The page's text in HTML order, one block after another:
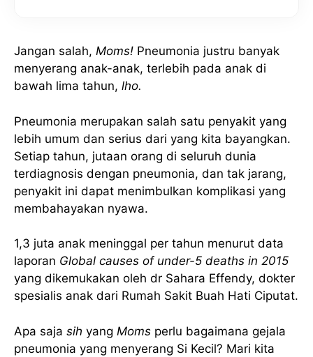
Jangan salah, Moms! Pneumonia justru banyak
menyerang anak-anak, terlebih pada anak di
bawah lima tahun, lho.
Pneumonia merupakan salah satu penyakit yang
lebih umum dan serius dari yang kita bayangkan.
Setiap tahun, jutaan orang di seluruh dunia
terdiagnosis dengan pneumonia, dan tak jarang,
penyakit ini dapat menimbulkan komplikasi yang
membahayakan nyawa.
1,3 juta anak meninggal per tahun menurut data
laporan Global causes of under-5 deaths in 2015
yang dikemukakan oleh dr Sahara Effendy, dokter
spesialis anak dari Rumah Sakit Buah Hati Ciputat.
Apa saja sih yang Moms perlu bagaimana gejala
pneumonia yang menyerang Si Kecil? Mari kita